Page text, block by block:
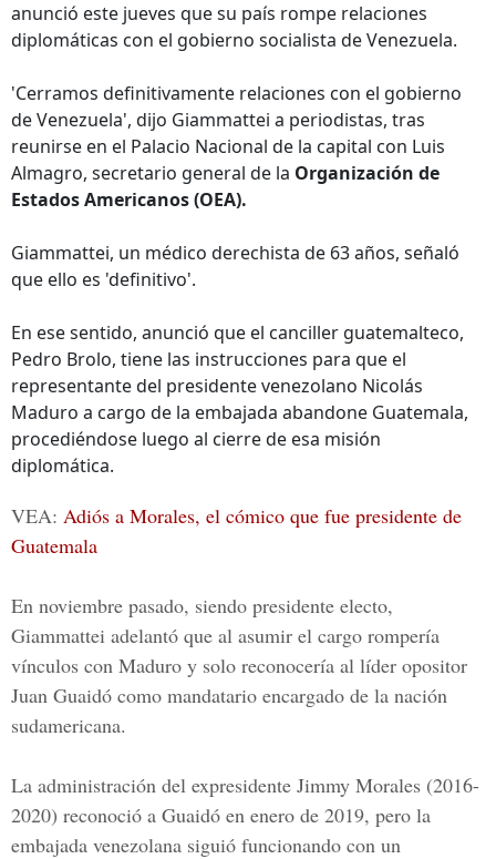
anunció este jueves que su país rompe relaciones
diplomáticas con el gobierno socialista de Venezuela.
'Cerramos definitivamente relaciones con el gobierno
de Venezuela', dijo Giammattei a periodistas, tras
reunirse en el Palacio Nacional de la capital con Luis
Almagro, secretario general de la Organización de
Estados Americanos (OEA).
Giammattei, un médico derechista de 63 años, señaló
que ello es 'definitivo'.
En ese sentido, anunció que el canciller guatemalteco,
Pedro Brolo, tiene las instrucciones para que el
representante del presidente venezolano Nicolás
Maduro a cargo de la embajada abandone Guatemala,
procediéndose luego al cierre de esa misión
diplomática.
VEA: Adiós a Morales, el cómico que fue presidente de
Guatemala
En noviembre pasado, siendo presidente electo,
Giammattei adelantó que al asumir el cargo rompería
vínculos con Maduro y solo reconocería al líder opositor
Juan Guaidó como mandatario encargado de la nación
sudamericana.
La administración del expresidente Jimmy Morales (2016-
2020) reconoció a Guaidó en enero de 2019, pero la
embajada venezolana siguió funcionando con un